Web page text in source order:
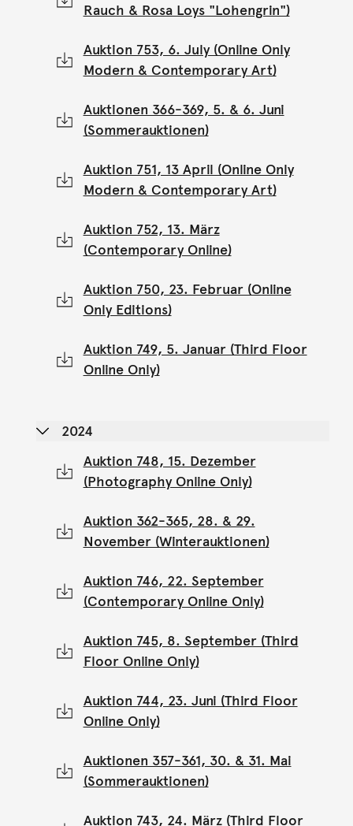
Rauch & Rosa Loys "Lohengrin")
Auktion 753, 6. July (Online Only
Modern & Contemporary Art)
Auktionen 366-369, 5. & 6. Juni
(Sommerauktionen)
Auktion 751, 13 April (Online Only
Modern & Contemporary Art)
Auktion 752, 13. März
(Contemporary Online)
Auktion 750, 23. Februar (Online
Only Editions)
Auktion 749, 5. Januar (Third Floor
Online Only)
2024
Auktion 748, 15. Dezember
(Photography Online Only)
Auktion 362-365, 28. & 29.
November (Winterauktionen)
Auktion 746, 22. September
(Contemporary Online Only)
Auktion 745, 8. September (Third
Floor Online Only)
Auktion 744, 23. Juni (Third Floor
Online Only)
Auktionen 357-361, 30. & 31. Mai
(Sommerauktionen)
Auktion 743, 24. März (Third Floor